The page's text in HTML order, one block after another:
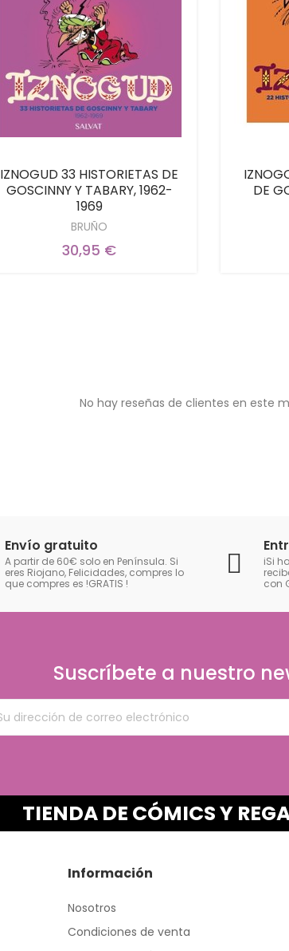
IZNOGUD 33 HISTORIETAS DE
GOSCINNY Y TABARY, 1962-
1969
BRUÑO
30,95 €
DE
No hay reseñas de clientes en este
Envío gratuito
A partir de 60€ solo en Península. Si
eres Riojano, Felicidades, compres lo
que compres es !GRATIS !
iSi
con
Suscríbete a nuestro
TIENDA DE CÓMICS Y
Información
Nosotros
Condiciones de venta